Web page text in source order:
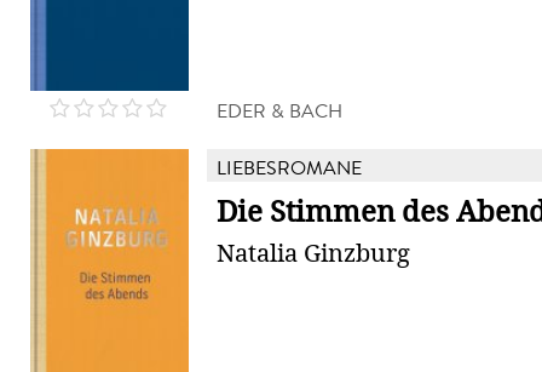
EDER & BACH
LIEBESROMANE
Die Stimmen des
Natalia Ginzburg